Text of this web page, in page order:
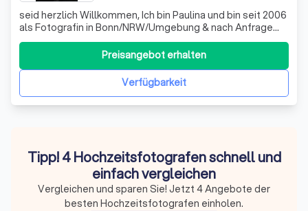
seid herzlich Willkommen, Ich bin Paulina und bin seit 2006
als Fotografin in Bonn/NRW/Umgebung & nach Anfrage
tätig. Seither durfte ich so viele schöne und besondere
Verfügbarkeit
Preisangebot erhalten
Tipp! 4 Hochzeitsfotografen schnell und
einfach vergleichen
Vergleichen und sparen Sie! Jetzt 4 Angebote der
besten Hochzeitsfotografen einholen.